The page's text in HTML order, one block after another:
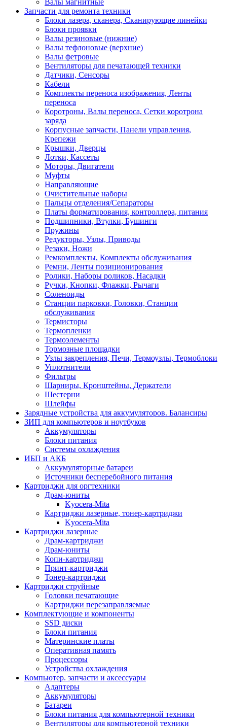
Валы магнитные
Запчасти для ремонта техники
Блоки лазера, сканера, Сканирующие линейки
Блоки проявки
Валы резиновые (нижние)
Валы тефлоновые (верхние)
Валы фетровые
Вентиляторы для печатающей техники
Датчики, Сенсоры
Кабели
Комплекты переноса изображения, Ленты
переноса
Коротроны, Валы переноса, Сетки коротрона
заряда
Корпусные запчасти, Панели управления,
Крепежи
Крышки, Дверцы
Лотки, Кассеты
Моторы, Двигатели
Муфты
Направляющие
Очистительные наборы
Пальцы отделения/Сепараторы
Платы форматирования, контроллера, питания
Подшипники, Втулки, Бушинги
Пружины
Редукторы, Узлы, Приводы
Резаки, Ножи
Ремкомплекты, Комплекты обслуживания
Ремни, Ленты позиционирования
Ролики, Наборы роликов, Насадки
Ручки, Кнопки, Флажки, Рычаги
Соленоиды
Станции парковки, Головки, Станции
обслуживания
Термисторы
Термопленки
Термоэлементы
Тормозные площадки
Узлы закрепления, Печи, Термоузлы, Термоблоки
Уплотнители
Фильтры
Шарниры, Кронштейны, Держатели
Шестерни
Шлейфы
Зарядные устройства для аккумуляторов. Балансиры
ЗИП для компьютеров и ноутбуков
Аккумуляторы
Блоки питания
Системы охлаждения
ИБП и АКБ
Аккумуляторные батареи
Источники бесперебойного питания
Картриджи для оргтехники
Драм-юниты
Kyocera-Mita
Картриджи лазерные, тонер-картриджи
Kyocera-Mita
Картриджи лазерные
Драм-картриджи
Драм-юниты
Копи-картриджи
Принт-картриджи
Тонер-картриджи
Картриджи струйные
Головки печатающие
Картриджи перезаправляемые
Комплектующие и компоненты
SSD диски
Блоки питания
Материнские платы
Оперативная память
Процессоры
Устройства охлаждения
Компьютер. запчасти и аксессуары
Адаптеры
Аккумуляторы
Батареи
Блоки питания для компьютерной техники
Вентиляторы для компьютерной техники